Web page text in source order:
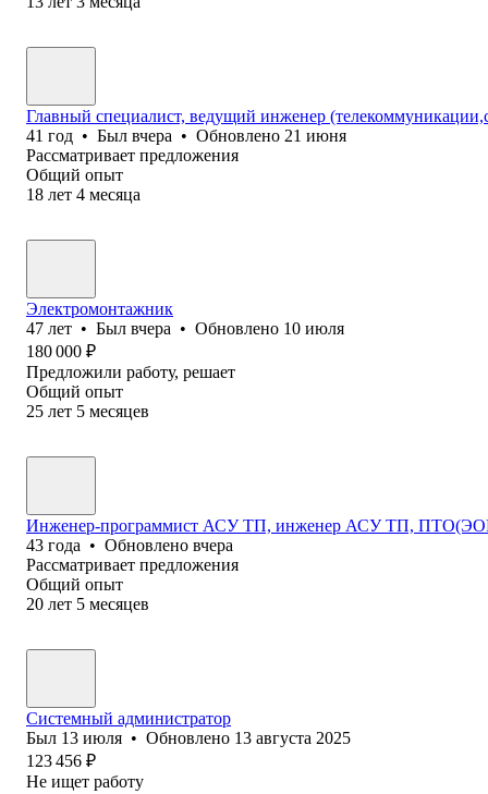
Главный специалист, ведущий инженер
41 год • Был вчера • Обновлено 21 июня
Рассматривает предложения
Общий опыт
18 лет 4 месяца
Электромонтажник
47 лет • Был вчера • Обновлено 10 июля
180 000 ₽
Предложили работу, решает
Общий опыт
25 лет 5 месяцев
Инженер-программист АСУ ТП, инженер АСУ ТП,
43 года • Обновлено вчера
Рассматривает предложения
Общий опыт
20 лет 5 месяцев
Системный администратор
Был 13 июля • Обновлено 13 августа 2025
123 456 ₽
Не ищет работу